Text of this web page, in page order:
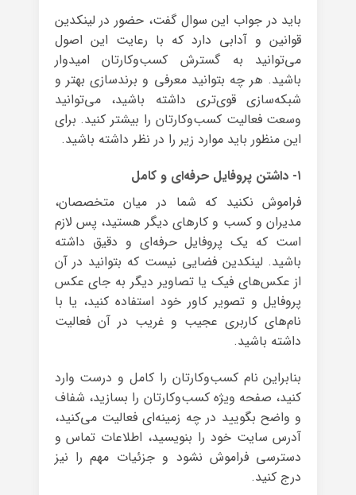
باید در جواب این سوال گفت، حضور در لینکدین
قوانین و آدابی دارد که با رعایت این اصول
می‌توانید به گسترش کسب‌وکارتان امیدوار
باشید. هر چه بتوانید معرفی و برندسازی بهتر و
شبکه‌سازی قوی‌تری داشته باشید، می‌توانید
وسعت فعالیت کسب‌وکارتان را بیشتر کنید. برای
این منظور باید موارد زیر را در نظر داشته باشید.
۱- داشتن پروفایل حرفه‌ای و کامل
فراموش نکنید که شما در میان متخصصان،
مدیران و کسب و کارهای دیگر هستید، پس لازم
است که یک پروفایل حرفه‌ای و دقیق داشته
باشید. لینکدین فضایی نیست که بتوانید در آن
از عکس‌های فیک یا تصاویر دیگر به جای عکس
پروفایل و تصویر کاور خود استفاده کنید، یا با
نام‌های کاربری عجیب و غریب در آن فعالیت
داشته باشید.
بنابراین نام کسب‌وکارتان را کامل و درست وارد
کنید، صفحه ویژه کسب‌وکارتان را بسازید، شفاف
و واضح بگویید در چه زمینه‌ای فعالیت می‌کنید،
آدرس سایت خود را بنویسید، اطلاعات تماس و
دسترسی فراموش نشود و جزئیات مهم را نیز
درج کنید.